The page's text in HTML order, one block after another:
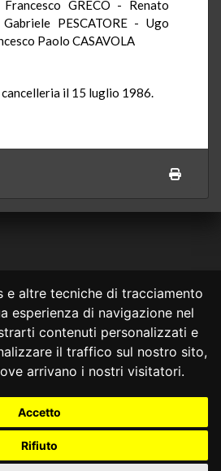
e altre tecniche di tracciamento
esperienza di navigazione nel
contenuti personalizzati e
il traffico sul nostro sito,
arrivano i nostri visitatori.
Accetto
Rifiuto
GRECO - Renato
Gabriele PESCATORE - Ugo
Paolo CASAVOLA
il 15 luglio 1986.
DAL 1995 -NOTE LEGALI
e non è responsabile per i contenuti e
legali di siti collegati.
relazione di consulenza legale.
in base alle informazioni disponibili in
Giurisprudenza Costituzionale|